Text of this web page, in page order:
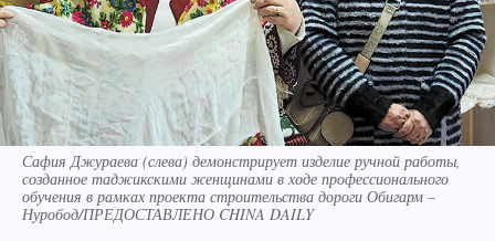
Сафия Джураева (слева) демонстрирует изделие ручной работы,
созданное таджикскими женщинами в ходе профессионального
обучения в рамках проекта строительства дороги Обигарм –
Нуробод/ПРЕДОСТАВЛЕНО CHINA DAILY